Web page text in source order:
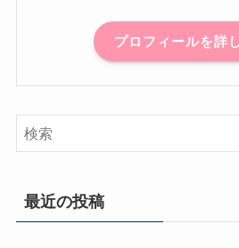
プロフィールを詳
最近の投稿